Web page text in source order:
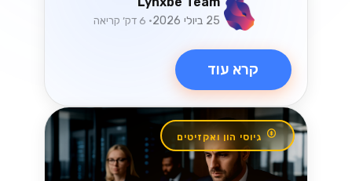
ולהניע מכירות בשוק תחרותי....
Lynxbe Team
קרא עוד